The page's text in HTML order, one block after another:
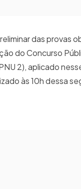
das provas
do Concurso
2), aplicado
às 10h dessa